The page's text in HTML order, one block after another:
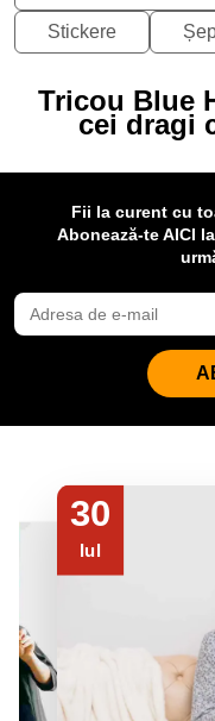
Stickere
Tricou Blue
cei dragi
Fii la curent cu
Abonează-te AICI
30
Iul